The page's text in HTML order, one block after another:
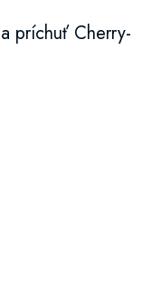
príchuť Cherry-